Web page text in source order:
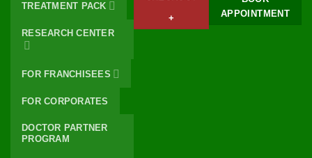
TREATMENT PACK
RESEARCH CENTER
FOR FRANCHISEES
FOR CORPORATES
DOCTOR PARTNER
PROGRAM
+
APPOINTMENT